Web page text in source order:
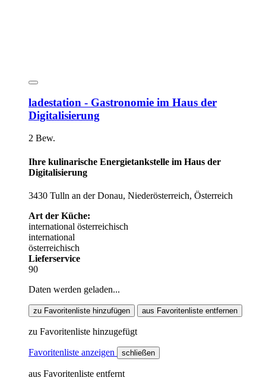
ladestation - Gastronomie im Haus der
Digitalisierung
2 Bew.
Ihre kulinarische Energietankstelle im Haus der
Digitalisierung
3430 Tulln an der Donau, Niederösterreich, Österreich
Art der Küche:
international österreichisch
international
österreichisch
Lieferservice
90
Daten werden geladen...
zu Favoritenliste hinzufügen aus Favoritenliste entfernen
zu Favoritenliste hinzugefügt
Favoritenliste anzeigen schließen
aus Favoritenliste entfernt